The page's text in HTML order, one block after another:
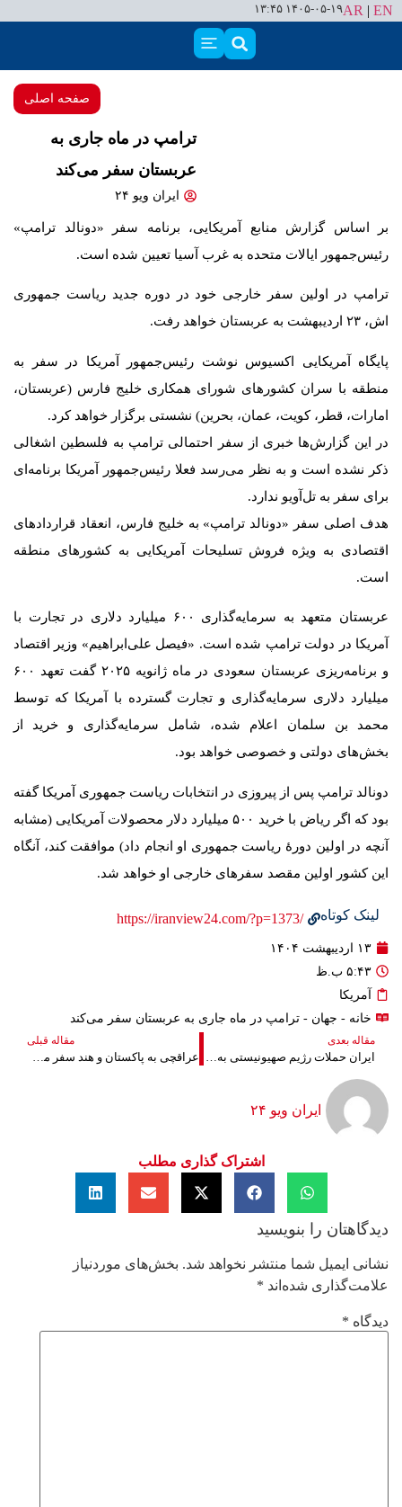
AR | EN ۱۴۰۵-۰۵-۱۹ ۱۳:۴۵
صفحه اصلی
ترامپ در ماه جاری به
عربستان سفر می‌کند
ایران ویو ۲۴
بر اساس گزارش منابع آمریکایی، برنامه سفر «دونالد ترامپ»
رئیس‌جمهور ایالات متحده به غرب آسیا تعیین شده است.
ترامپ در اولین سفر خارجی خود در دوره جدید ریاست جمهوری
اش، ۲۳ اردیبهشت به عربستان خواهد رفت.
پایگاه آمریکایی اکسیوس نوشت رئیس‌جمهور آمریکا در سفر به
منطقه‌ با سران کشورهای شورای همکاری خلیج فارس (عربستان،
امارات، قطر، کویت، عمان، بحرین) نشستی برگزار خواهد کرد.
در این گزارش‌ها خبری از سفر احتمالی ترامپ به فلسطین اشغالی
ذکر نشده است و به نظر می‌رسد فعلا رئیس‌جمهور آمریکا برنامه‌ای
برای سفر به تل‌آویو ندارد.
هدف اصلی سفر «دونالد ترامپ» به خلیج فارس، انعقاد قراردادهای
اقتصادی به ویژه فروش تسلیحات آمریکایی به کشورهای منطقه
است.
عربستان متعهد به سرمایه‌گذاری ۶۰۰ میلیارد دلاری در تجارت با
آمریکا در دولت ترامپ شده است. «فیصل علی‌ابراهیم» وزیر اقتصاد
و برنامه‌ریزی عربستان سعودی در ماه ژانویه ۲۰۲۵ گفت تعهد ۶۰۰
میلیارد دلاری سرمایه‌گذاری و تجارت گسترده با آمریکا که توسط
محمد بن سلمان اعلام شده، شامل سرمایه‌گذاری و خرید از
بخش‌های دولتی و خصوصی خواهد بود.
دونالد ترامپ پس از پیروزی در انتخابات ریاست جمهوری آمریکا گفته
بود که اگر ریاض با خرید ۵۰۰ میلیارد دلار محصولات آمریکایی (مشابه
آنچه در اولین دورۀ ریاست جمهوری او انجام داد) موافقت کند، آنگاه
این کشور اولین مقصد سفرهای خارجی او خواهد شد.
لینک کوتاه /https://iranview24.com/?p=1373
۱۳ اردیبهشت ۱۴۰۴
۵:۴۳ ب.ظ
آمریکا
خانه - جهان - ترامپ در ماه جاری به عربستان سفر می‌کند
مقاله بعدی مقاله قبلی
ایران ویو ۲۴
اشتراک گذاری مطلب
دیدگاهتان را بنویسید
نشانی ایمیل شما منتشر نخواهد شد. بخش‌های موردنیاز
علامت‌گذاری شده‌اند *
دیدگاه *